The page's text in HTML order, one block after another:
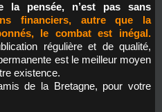
pensée, n’est pas sans
financiers, autre que la
le combat est inégal.
régulière et de qualité,
est le meilleur moyen
existence.
de la Bretagne, pour votre